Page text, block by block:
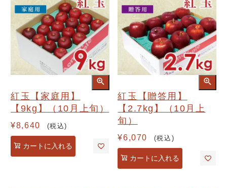
紅玉【家庭用】
【9kg】（10月上旬）
¥8,640 税込
カートに入れる
紅玉【贈答用】
【2.7kg】（10月上
旬）
¥6,070 税込
カートに入れる